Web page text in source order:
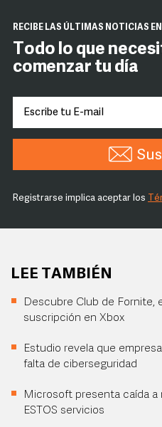
RECIBE LAS ÚLTIMAS NOTICIAS
Todo lo que
comenzar tu día
Registrarse implica aceptar los
LEE TAMBIÉN
Descubre Club de Fornite,
suscripción en Xbox
Estudio revela que
falta de ciberseguridad
Microsoft presenta caída a
ESTOS servicios